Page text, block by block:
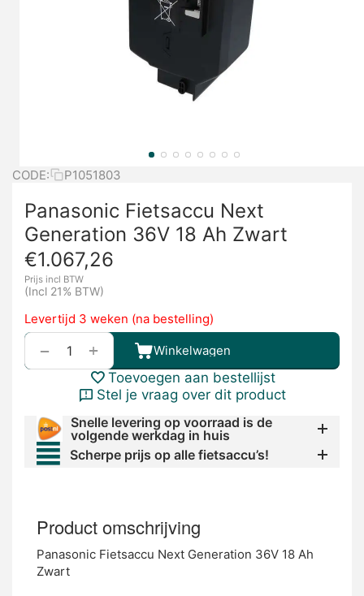
CODE: P1051803
Panasonic Fietsaccu Next
Generation 36V 18 Ah Zwart
€1.067,26
Prijs incl BTW
(Incl 21% BTW)
Levertijd 3 weken (na bestelling)
+
− Winkelwagen
Toevoegen aan bestellijst
Stel je vraag over dit product
Snelle levering op voorraad is de
volgende werkdag in huis
Scherpe prijs op alle fietsaccu’s!
Product omschrijving
Panasonic Fietsaccu Next Generation 36V 18 Ah
Zwart